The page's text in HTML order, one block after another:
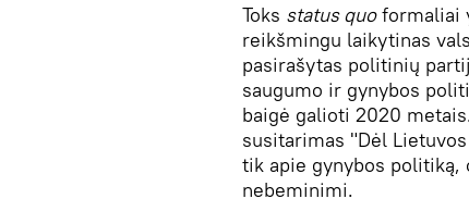
Toks status quoformaliai
reikšmingu laikytinas
pasirašytas politinių
saugumo ir gynybos
baigė galioti 2020
susitarimas "Dėl
tik apie gynybos
nebeminimi.